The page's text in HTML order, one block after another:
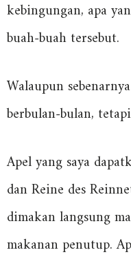
kebingungan, apa
buah-buah tersebut.
Walaupun
berbulan-bulan,
Apel yang saya
dan Reine des
dimakan langsung
makanan penutup.